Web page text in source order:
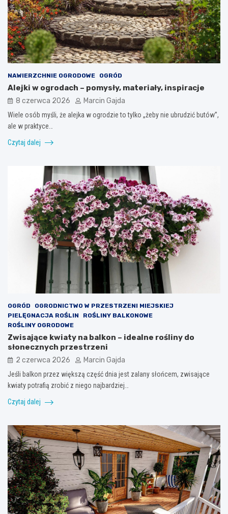
NAWIERZCHNIE OGRODOWE OGRÓD
Alejki w ogrodach – pomysły, materiały, inspiracje
8 czerwca 2026 Marcin Gajda
Wiele osób myśli, że alejka w ogrodzie to tylko „żeby nie ubrudzić butów”,
ale w praktyce…
Czytaj dalej
OGRÓD
OGRODNICTWO W PRZESTRZENI MIEJSKIEJ
PIELĘGNACJA ROŚLIN
ROŚLINY BALKONOWE
ROŚLINY OGRODOWE
Zwisające kwiaty na balkon – idealne rośliny do
słonecznych przestrzeni
2 czerwca 2026 Marcin Gajda
Jeśli balkon przez większą część dnia jest zalany słońcem, zwisające
kwiaty potrafią zrobić z niego najbardziej…
Czytaj dalej